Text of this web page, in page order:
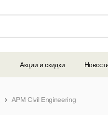
Акции и скидки
APM Civil Engineering